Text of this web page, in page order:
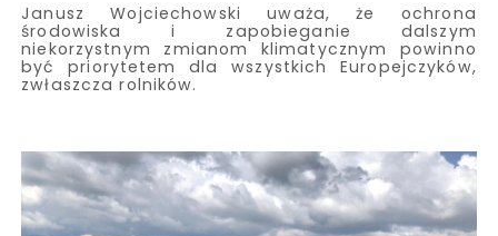
Janusz Wojciechowski uważa, że ochrona
środowiska i zapobieganie dalszym
niekorzystnym zmianom klimatycznym powinno
być priorytetem dla wszystkich Europejczyków,
zwłaszcza rolników.